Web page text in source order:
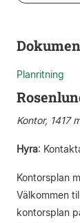
Planritning
Kontor, 1417
Hyra:
Kontorsplan
Välkommen
kontorsplan